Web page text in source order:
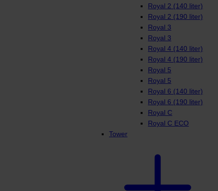
Royal 2 (140 liter)
Royal 2 (190 liter)
Royal 3
Royal 3
Royal 4 (140 liter)
Royal 4 (190 liter)
Royal 5
Royal 5
Royal 6 (140 liter)
Royal 6 (190 liter)
Royal C
Royal C ECO
Tower